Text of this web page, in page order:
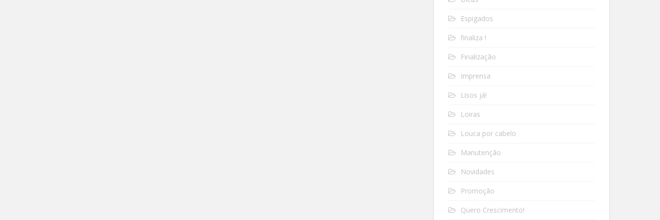
Espigados
finaliza !
Finalização
Imprensa
Lisos já!
Loiras
Louca por cabelo
Manutenção
Novidades
Promoção
Quero Crescimento!